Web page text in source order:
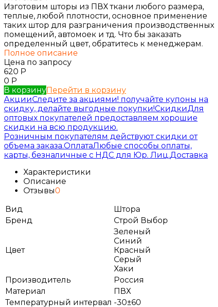
Изготовим шторы из ПВХ ткани любого размера,
теплые, любой плотности, основное применение
таких штор для разграничения производственных
помещений, автомоек и тд. Что бы заказать
определенный цвет, обратитесь к менеджерам.
Полное описание
Цена по запросу
620 Р
0 Р
В корзинуПерейти в корзину
АкцииСледите за акциями! получайте купоны на
скидку, делайте выгодные покупки!СкидкиДля
оптовых покупателей предоставляем хорошие
скидки на всю продукцию.
Розничным покупателям действуют скидки от
объема заказа.ОплатаЛюбые способы оплаты,
карты, безналичные с НДС для Юр. Лиц.Доставка
Характеристики
Описание
Отзывы0
Вид
Штора
Бренд
Строй Выбор
Цвет
Зеленый
Синий
Красный
Серый
Хаки
Производитель
Россия
Материал
ПВХ
Температурный интервал -30±60